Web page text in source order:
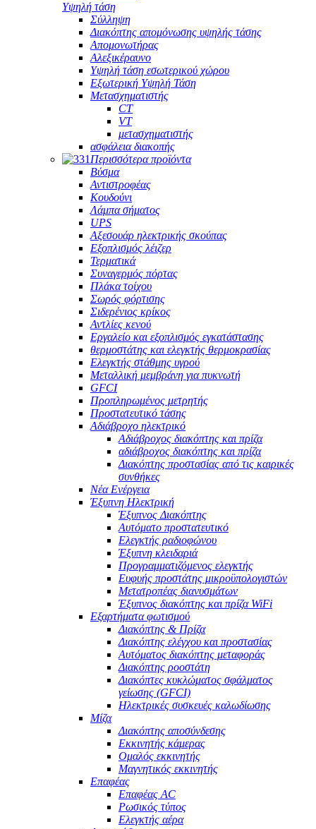
Υψηλή τάση
Σύλληψη
Διακόπτης απομόνωσης υψηλής τάσης
Απομονωτήρας
Αλεξικέραυνο
Υψηλή τάση εσωτερικού χώρου
Εξωτερική Υψηλή Τάση
Μετασχηματιστής
CT
VT
μετασχηματιστής
ασφάλεια διακοπής
Περισσότερα προϊόντα
Βύσμα
Αντιστροφέας
Κουδούνι
Λάμπα σήματος
UPS
Αξεσουάρ ηλεκτρικής σκούπας
Εξοπλισμός λέιζερ
Τερματικά
Συναγερμός πόρτας
Πλάκα τοίχου
Σωρός φόρτισης
Σιδερένιος κρίκος
Αντλίες κενού
Εργαλείο και εξοπλισμός εγκατάστασης
θερμοστάτης και ελεγκτής θερμοκρασίας
Ελεγκτής στάθμης υγρού
Μεταλλική μεμβράνη για πυκνωτή
GFCI
Προπληρωμένος μετρητής
Προστατευτικό τάσης
Αδιάβροχο ηλεκτρικό
Αδιάβροχος διακόπτης και πρίζα
αδιάβροχος διακόπτης και πρίζα
Διακόπτης προστασίας από τις καιρικές
συνθήκες
Νέα Ενέργεια
Έξυπνη Ηλεκτρική
Έξυπνος Διακόπτης
Αυτόματο προστατευτικό
Ελεγκτής ραδιοφώνου
Έξυπνη κλειδαριά
Προγραμματιζόμενος ελεγκτής
Ευφυής προστάτης μικροϋπολογιστών
Μετατροπέας διανυσμάτων
Έξυπνος διακόπτης και πρίζα WiFi
Εξαρτήματα φωτισμού
Διακόπτης & Πρίζα
Διακόπτης ελέγχου και προστασίας
Αυτόματος διακόπτης μεταφοράς
Διακόπτης ροοστάτη
Διακόπτες κυκλώματος σφάλματος
γείωσης (GFCI)
Ηλεκτρικές συσκευές καλωδίωσης
Μίζα
Διακόπτης αποσύνδεσης
Εκκινητής κάμερας
Ομαλός εκκινητής
Μαγνητικός εκκινητής
Επαφέας
Επαφέας AC
Ρωσικός τύπος
Ελεγκτής αέρα